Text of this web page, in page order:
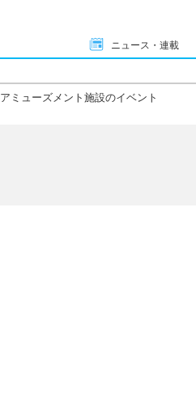
ニュース・連載
アミューズメント施設のイベント